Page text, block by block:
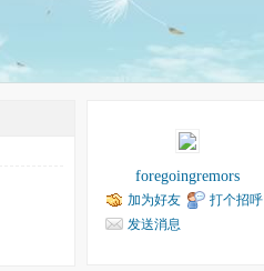
foregoingremors
加为好友
打个招呼
发送消息